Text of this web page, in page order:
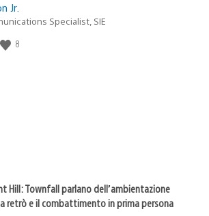
Jr.
Specialist, SIE
8
Hill: Townfall parlano dell’ambientazione
retrò e il combattimento in prima persona